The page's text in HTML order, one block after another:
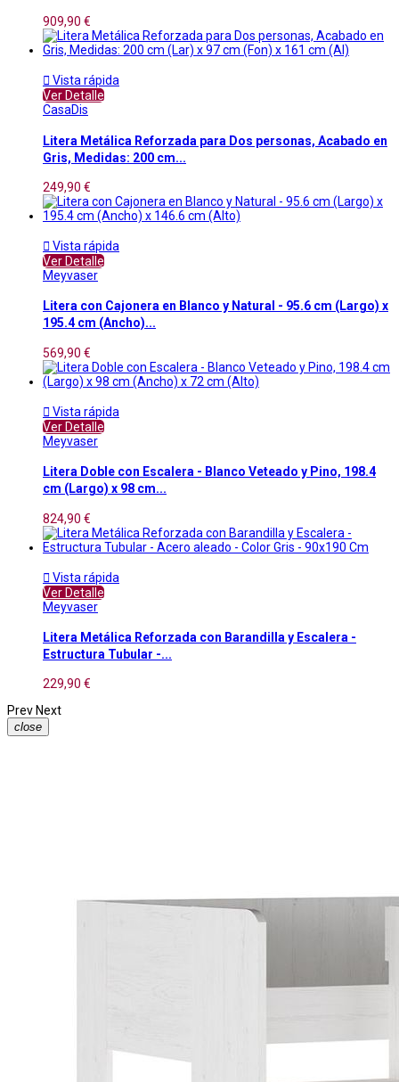
909,90 €
 Vista rápida
Ver Detalle
CasaDis
Litera Metálica Reforzada para Dos personas, Acabado en
Gris, Medidas: 200 cm...
249,90 €
 Vista rápida
Ver Detalle
Meyvaser
Litera con Cajonera en Blanco y Natural - 95.6 cm (Largo) x
195.4 cm (Ancho)...
569,90 €
 Vista rápida
Ver Detalle
Meyvaser
Litera Doble con Escalera - Blanco Veteado y Pino, 198.4
cm (Largo) x 98 cm...
824,90 €
 Vista rápida
Ver Detalle
Meyvaser
Litera Metálica Reforzada con Barandilla y Escalera -
Estructura Tubular -...
229,90 €
Prev Next
close